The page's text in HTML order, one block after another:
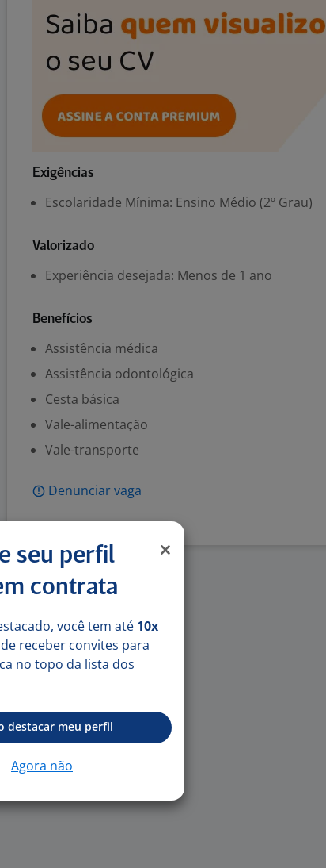
Exigências
Escolaridade Mínima: Ensino Médio (2º Grau)
Valorizado
Experiência desejada: Menos de 1 ano
Benefícios
Assistência médica
Assistência odontológica
Cesta básica
Vale-alimentação
Vale-transporte
Denunciar vaga
seu perfil
contrata
você tem até 10x
de receber convites para
no topo da lista dos
destacar meu perfil
Agora não